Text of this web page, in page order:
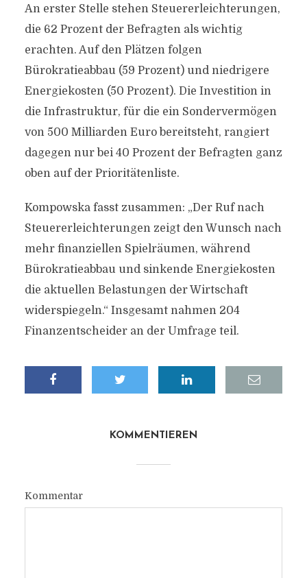
An erster Stelle stehen Steuererleichterungen,
die 62 Prozent der Befragten als wichtig
erachten. Auf den Plätzen folgen
Bürokratieabbau (59 Prozent) und niedrigere
Energiekosten (50 Prozent). Die Investition in
die Infrastruktur, für die ein Sondervermögen
von 500 Milliarden Euro bereitsteht, rangiert
dagegen nur bei 40 Prozent der Befragten ganz
oben auf der Prioritätenliste.
Kompowska fasst zusammen: „Der Ruf nach
Steuererleichterungen zeigt den Wunsch nach
mehr finanziellen Spielräumen, während
Bürokratieabbau und sinkende Energiekosten
die aktuellen Belastungen der Wirtschaft
widerspiegeln.“ Insgesamt nahmen 204
Finanzentscheider an der Umfrage teil.
KOMMENTIEREN
Kommentar